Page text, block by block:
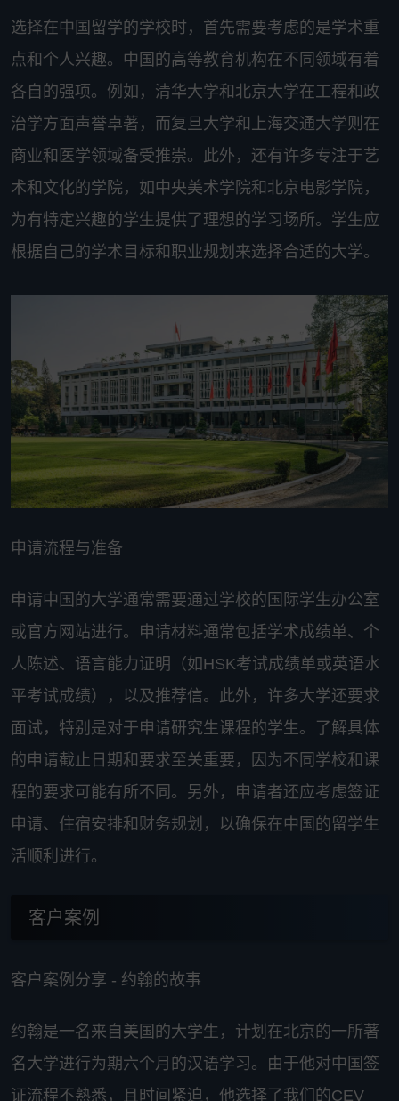
选择在中国留学的学校时，首先需要考虑的是学术重
点和个人兴趣。中国的高等教育机构在不同领域有着
各自的强项。例如，清华大学和北京大学在工程和政
治学方面声誉卓著，而复旦大学和上海交通大学则在
商业和医学领域备受推崇。此外，还有许多专注于艺
术和文化的学院，如中央美术学院和北京电影学院，
为有特定兴趣的学生提供了理想的学习场所。学生应
根据自己的学术目标和职业规划来选择合适的大学。
申请流程与准备
申请中国的大学通常需要通过学校的国际学生办公室
或官方网站进行。申请材料通常包括学术成绩单、个
人陈述、语言能力证明（如HSK考试成绩单或英语水
平考试成绩），以及推荐信。此外，许多大学还要求
面试，特别是对于申请研究生课程的学生。了解具体
的申请截止日期和要求至关重要，因为不同学校和课
程的要求可能有所不同。另外，申请者还应考虑签证
申请、住宿安排和财务规划，以确保在中国的留学生
活顺利进行。
客户案例
客户案例分享 - 约翰的故事
约翰是一名来自美国的大学生，计划在北京的一所著
名大学进行为期六个月的汉语学习。由于他对中国签
证流程不熟悉，且时间紧迫，他选择了我们的CEV